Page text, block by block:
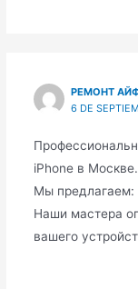
РЕМОНТ
6 DE
iPhone в Москве.
Мы предлагаем:
Наши мастера
вашего